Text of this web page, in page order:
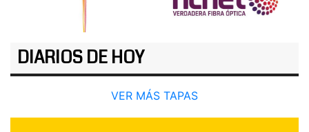
DIARIOS DE HOY
VER MÁS TAPAS